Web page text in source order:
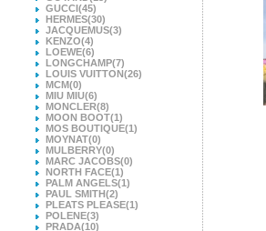
GUCCI(45)
HERMES(30)
JACQUEMUS(3)
KENZO(4)
LOEWE(6)
LONGCHAMP(7)
LOUIS VUITTON(26)
MCM(0)
MIU MIU(6)
MONCLER(8)
MOON BOOT(1)
MOS BOUTIQUE(1)
MOYNAT(0)
MULBERRY(0)
MARC JACOBS(0)
NORTH FACE(1)
PALM ANGELS(1)
PAUL SMITH(2)
PLEATS PLEASE(1)
POLENE(3)
PRADA(10)